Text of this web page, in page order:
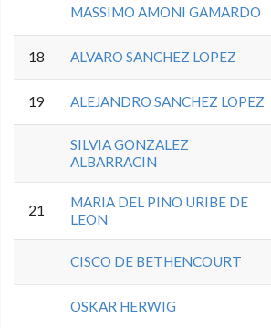
MASSIMO AMONI GAMARDO
18 ALVARO SANCHEZ LOPEZ
19 ALEJANDRO SANCHEZ LOPEZ
SILVIA GONZALEZ
ALBARRACIN
21
MARIA DEL PINO URIBE DE
LEON
CISCO DE BETHENCOURT
OSKAR HERWIG